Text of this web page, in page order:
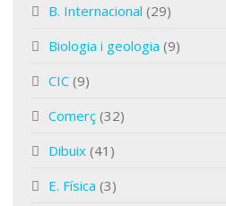
B. Internacional (29)
Biologia i geologia (9)
CIC (9)
Comerç (32)
Dibuix (41)
E. Física (3)